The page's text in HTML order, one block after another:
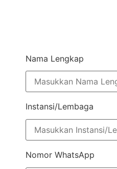
Nama Lengkap
Instansi/Lembaga
Nomor WhatsApp